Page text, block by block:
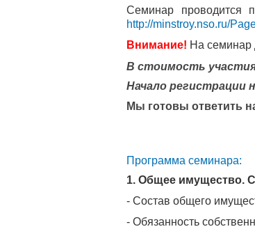
Семинар проводится
http://minstroy.nso.ru/
Внимание! На семинар
В стоимость
Начало регистрации
Мы готовы ответить
Программа семинара:
1. Общее имущество.
- Состав общего
- Обязанность